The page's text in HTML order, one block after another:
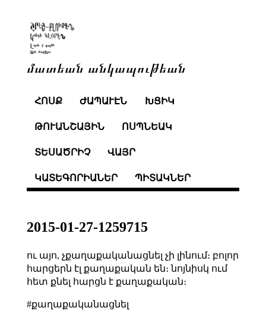
մատեան անկապութեան
ՀՈՍՔ ԺԱՊԱՒԷՆ ԽՑԻԿ
ԹՈՒԱՆՇԱՅԻՆ ՈՍՊՆԵԱԿ
ՏԵՍԱԾՐԻՉ ՎԱՅՐ
ԿԱՏԵԳՈՐԻԱՆԵՐ ՊԻՏԱԿՆԵՐ
2015-01-27-1259715
ու այո, չքաղաքականացնել չի լինում։ բոլոր
հարցերն էլ քաղաքական են։ նոյնիսկ ում
հետ քնել հարցն է քաղաքական։
#քաղաքականացնել